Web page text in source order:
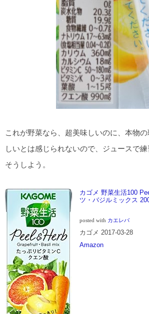
これが野菜なら、超美味しいのに、本物
しいとは感じられないので、ジュースで練
そうしよう。
カゴメ 野菜生活100
ツ・バジルミックス
posted with カエレバ
カゴメ 2017-03-28
Amazon